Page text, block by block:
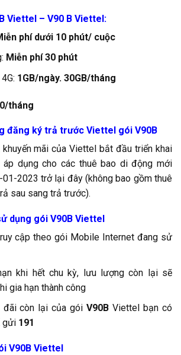
Viettel – V90 B Viettel:
phí dưới 10 phút/ cuộc
Miễn phí 30 phút
1GB/ngày. 30GB/tháng
tháng
đăng ký trả trước Viettel gói V90B
khuyến mãi của Viettel bắt đầu triển khai
dụng cho các thuê bao di động mới
2023 trở lại đây (không bao gồm thuê
sau sang trả trước).
dụng gói V90B Viettel
cập theo gói Mobile Internet đang sử
khi hết chu kỳ, lưu lượng còn lại sẽ
gia hạn thành công
đãi còn lại của góiV90B Viettel bạn có
gửi 191
V90B Viettel